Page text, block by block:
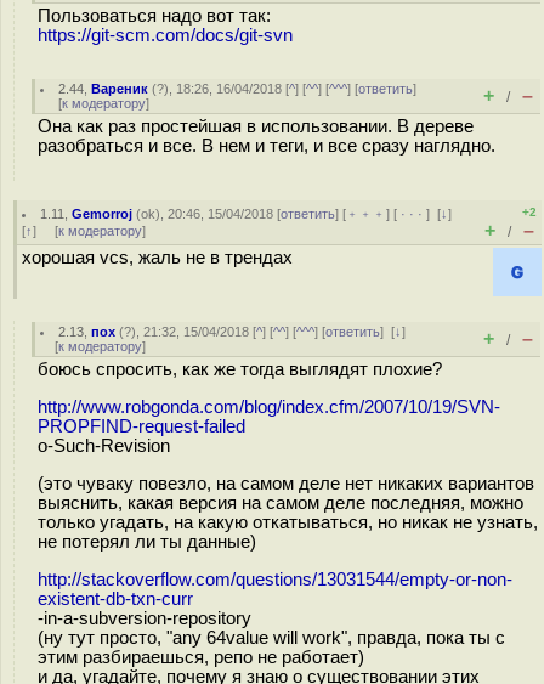
Пользоваться надо вот так:
https://git-scm.com/docs/git-svn
2.44 ,Вареник (?), 18:26, 16/04/2018 [^] [^^] [^^^] [ответить]
[к модератору] + / –
Она как раз простейшая в использовании. В дереве
разобраться и все. В нем и теги, и все сразу наглядно.
1.11 ,Gemorroj (ok), 20:46, 15/04/2018 [ответить] [ ﹢﹢﹢] [ · · ·][↓]
[↑] [к модератору]
+2
+ / –
хорошая vcs, жаль не в трендах
2.13 ,пох (?), 21:32, 15/04/2018 [^] [^^] [^^^] [ответить][↓]
[к модератору] + / –
боюсь спросить, как же тогда выглядят плохие?
http://www.robgonda.com/blog/index.cfm/2007/10/19/SVN-
PROPFIND-request-failed
o-Such-Revision
(это чуваку повезло, на самом деле нет никаких вариантов
выяснить, какая версия на самом деле последняя, можно
только угадать, на какую откатываться, но никак не узнать,
не потерял ли ты данные)
http://stackoverflow.com/questions/13031544/empty-or-non-
existent-db-txn-curr
-in-a-subversion-repository
(ну тут просто, "any 64value will work", правда, пока ты с
этим разбираешься, репо не работает)
и да, угадайте, почему я знаю о существовании этих